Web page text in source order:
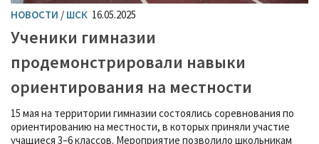
НОВОСТИ / ШСК 16.05.2025
Ученики гимназии
продемонстрировали навыки
ориентирования на местности
15 мая на территории гимназии состоялись соревнования по
ориентированию на местности, в которых приняли участие
учащиеся 3–6 классов. Мероприятие позволило школьникам